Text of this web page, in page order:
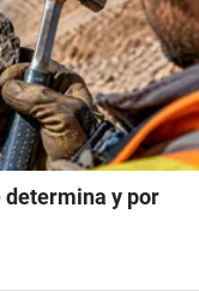
determina y por